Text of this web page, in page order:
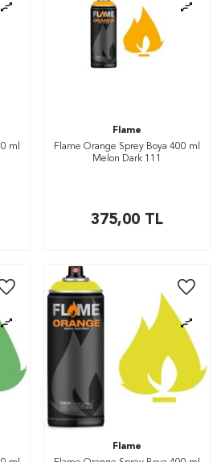
ml
Flame
Flame Orange Sprey Boya 400 ml
Melon Dark 111
375,00 TL
Flame